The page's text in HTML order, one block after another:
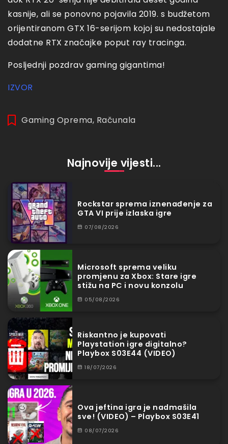
kasnije, ali se ponovno pojavila 2019. s budžetom
orijentiranom GTX 16-serijom kojoj su nedostajale
dodatne RTX značajke poput ray tracinga.
Posljednji pozdrav gaming gigantima!
IZVOR
Gaming Oprema, Računala
Najnovije vijesti...
Rockstar sprema iznenađenje za
GTA VI prije izlaska igre
07/08/2026
Microsoft sprema veliku
promjenu za Xbox: Stare igre
stižu na PC i novu konzolu
05/08/2026
Riskantno je kupovati
Playstation igre digitalno?
Playbox S03E44 (VIDEO)
18/07/2026
Ova jeftina igra je nadmašila
sve! (VIDEO) – Playbox S03E41
08/07/2026